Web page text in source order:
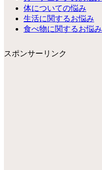
体についての悩み
生活に関するお悩み
食べ物に関するお悩み
スポンサーリンク